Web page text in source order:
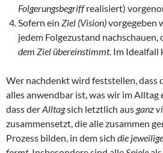
Folgerungsbegriffrealisiert)
Sofern ein Ziel (Vision)vorgegeben
jedem Folgezustand nachschauen,
dem Ziel übereinstimmt. Im Idealfall
Wer nachdenkt wird feststellen, dass
alles anwendbar ist, was wir im Alltag
dass derAlltagsich letztlich aus ganz
zusammensetzt, die alle zusammen
Prozess bilden, in dem sich die